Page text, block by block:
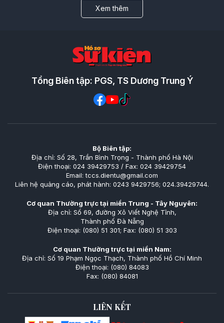
Xem thêm
Tổng Biên tập: PGS, TS Dương Trung Ý
Bộ Biên tập:
Địa chỉ: Số 28, Trần Bình Trọng - Thành phố Hà Nội
Điện thoại: 024 39429753 / Fax: 024 39429754
Email: tccs.dientu@gmail.com
Liên hệ quảng cáo, phát hành: 0243 9429756; 024.39429744.
Cơ quan Thường trực tại miền Trung - Tây Nguyên:
Địa chỉ: Số 69, đường Xô Viết Nghệ Tĩnh,
Thành phố Đà Nẵng
Điện thoại: (080) 51 301; Fax: (080) 51 303
Cơ quan Thường trực tại miền Nam:
Địa chỉ: Số 19 Phạm Ngọc Thạch, Thành phố Hồ Chí Minh
Điện thoại: (080) 84083
Fax: (080) 84081
LIÊN KẾT